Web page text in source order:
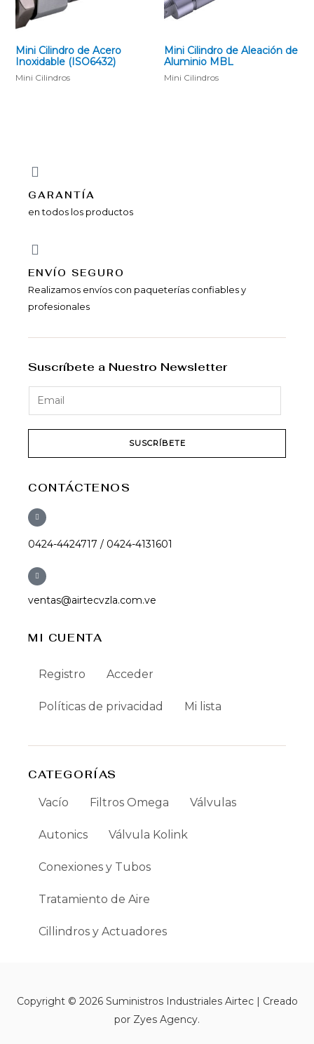
Mini Cilindro de Acero
Inoxidable (ISO6432)
Mini Cilindros
Mini Cilindro de Aleación de
Aluminio MBL
Mini Cilindros
GARANTÍA
en todos los productos
ENVÍ­O SEGURO
Realizamos envíos con paqueterías confiables y
profesionales
Suscríbete a Nuestro Newsletter
SUSCRÍBETE
CONTÁCTENOS
0424-4424717 / 0424-4131601
ventas@airtecvzla.com.ve
MI CUENTA
Registro Acceder
Políticas de privacidad Mi lista
CATEGORÍAS
Vacío Filtros Omega Válvulas
Autonics Válvula Kolink
Conexiones y Tubos
Tratamiento de Aire
Cillindros y Actuadores
Copyright © 2026 Suministros Industriales Airtec | Creado
por Zyes Agency.